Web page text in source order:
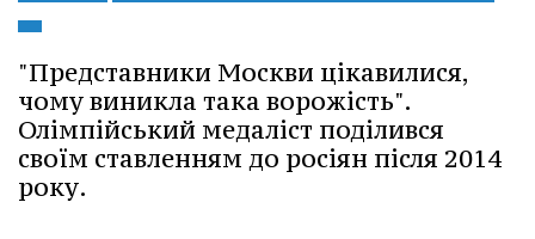
"Представники Москви цікавилися,
чому виникла така ворожість".
Олімпійський медаліст поділився
своїм ставленням до росіян після 2014
року.